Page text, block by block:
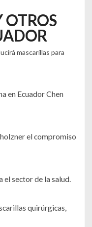
OTROS
en Ecuador Chen
el compromiso
el sector de la salud.
quirúrgicas,